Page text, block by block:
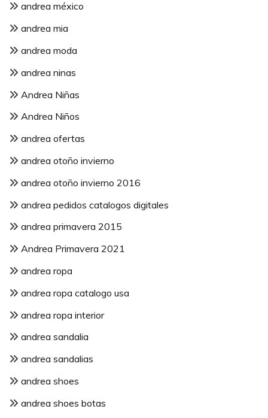
andrea méxico
andrea mia
andrea moda
andrea ninas
Andrea Niñas
Andrea Niños
andrea ofertas
andrea otoño invierno
andrea otoño invierno 2016
andrea pedidos catalogos digitales
andrea primavera 2015
Andrea Primavera 2021
andrea ropa
andrea ropa catalogo usa
andrea ropa interior
andrea sandalia
andrea sandalias
andrea shoes
andrea shoes botas